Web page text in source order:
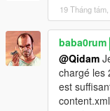
19 Tháng
baba0rum
@Qidam
chargé les
est